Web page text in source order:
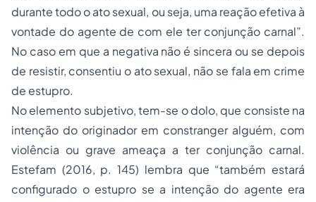
durante todo o ato sexual, ou seja, uma reação efetiva à
vontade do agente de com ele ter conjunção carnal”.
No caso em que a negativa não é sincera ou se depois
de resistir, consentiu o ato sexual, não se fala em crime
de estupro.
No elemento subjetivo, tem-se o dolo, que consiste na
intenção do originador em constranger alguém, com
violência ou grave ameaça a ter conjunção carnal.
Estefam (2016, p. 145) lembra que “também estará
configurado o estupro se a intenção do agente era